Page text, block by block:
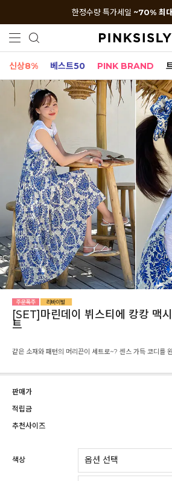
한정수량 특가세일 ~70% 최
신상8% 베스트50 PINK BRAND
[SET]마린데이 뷔스티에 캉캉 맥
트
같은 소재와 패턴의 머리끈이 세트로~? 센스 가득 코디를
판매가
적립금
추천사이즈
색상